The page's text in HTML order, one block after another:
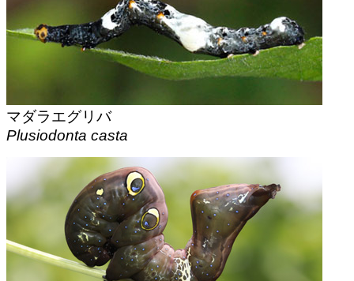
マダラエグリバ
Plusiodonta casta